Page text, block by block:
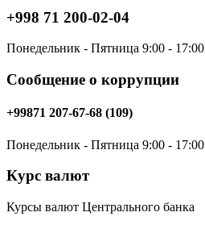
+998 71 200-02-04
Понедельник - Пятница 9:00 - 17:00
Сообщение о коррупции
+99871 207-67-68 (109)
Понедельник - Пятница 9:00 - 17:00
Курс валют
Курсы валют Центрального банка